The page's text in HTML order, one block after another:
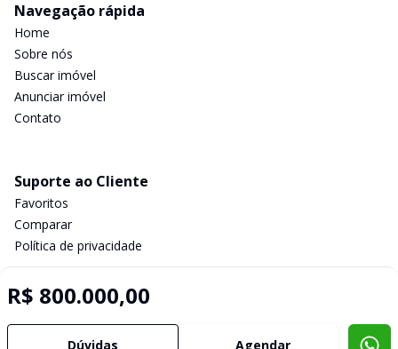
R$ 800.000,00
Dúvidas Agendar
Navegação rápida
Home
Sobre nós
Buscar imóvel
Anunciar imóvel
Contato
Suporte ao Cliente
Favoritos
Comparar
Política de privacidade
Selo de Tecnologia Loft